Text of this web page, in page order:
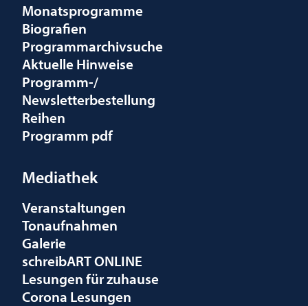
Monatsprogramme
Biografien
Programmarchivsuche
Aktuelle Hinweise
Programm-/
Newsletterbestellung
Reihen
Programm pdf
Mediathek
Veranstaltungen
Tonaufnahmen
Galerie
schreibART ONLINE
Lesungen für zuhause
Corona Lesungen